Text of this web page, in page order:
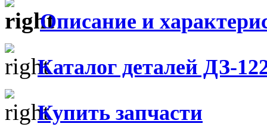
Описание и
Каталог деталей ДЗ-
Купить запчасти